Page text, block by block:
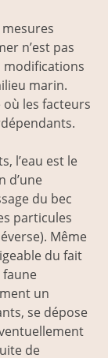
n’est pas
modifications
marin.
où les facteurs
l’eau est le
d’une
du bec
particules
Même
du fait
faune
un
se dépose
de